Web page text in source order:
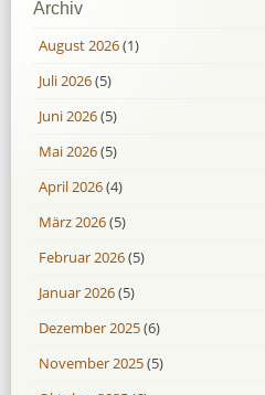
Archiv
August 2026(1)
Juli 2026(5)
Juni 2026(5)
Mai 2026(5)
April 2026(4)
März 2026(5)
Februar 2026(5)
Januar 2026(5)
Dezember 2025(6)
November 2025(5)